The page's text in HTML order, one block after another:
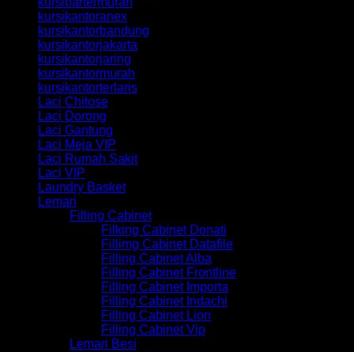
kursikantoranex
kursikantorbandung
kursikantorjakarta
kursikantorjaring
kursikantormurah
kursikantorterlaris
Laci Chitose
Laci Dorong
Laci Gantung
Laci Meja VIP
Laci Rumah Sakit
Laci VIP
Laundry Basket
Lemari
Filling Cabinet
Filking Cabinet Donati
Fillimg Cabinet Datafile
Filling Cabinet Alba
Filling Cabinet Frontline
Filling Cabinet Importa
Filling Cabinet Indachi
Filling Cabinet Lion
Filling Cabinet Vip
Lemari Besi